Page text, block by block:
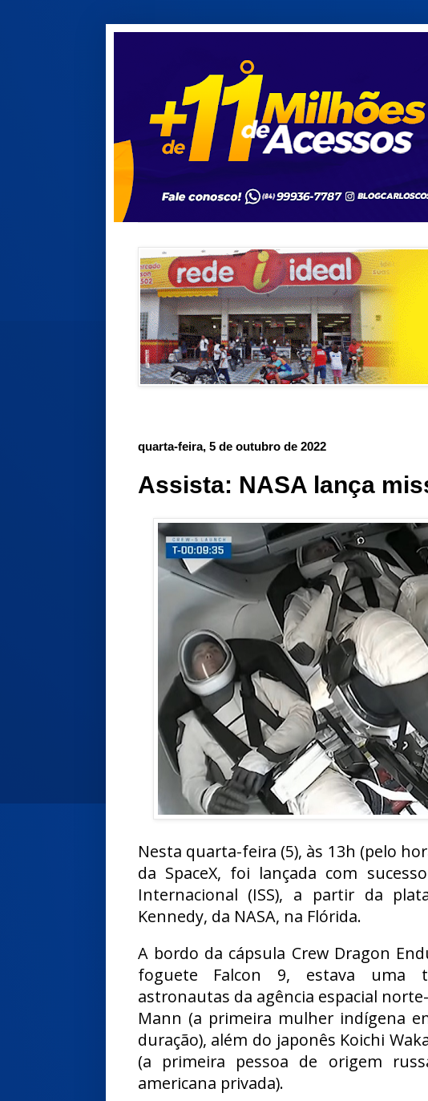
quarta-feira, 5 de outubro de 2022
Assista: NASA lança
Nesta quarta-feira (5), às 13h (pelo
da SpaceX, foi lançada com
Internacional (ISS), a partir da
Kennedy, da NASA, na Flórida.
A bordo da cápsula Crew Dragon
foguete Falcon 9, estava uma
astronautas da agência espacial
Mann (a primeira mulher indígena
duração), além do japonês Koichi
(a primeira pessoa de origem
americana privada).